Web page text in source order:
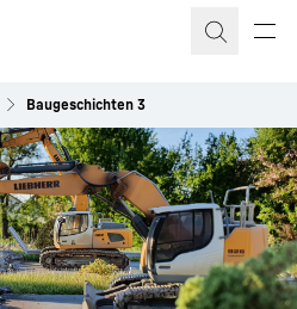
Baugeschichten 3